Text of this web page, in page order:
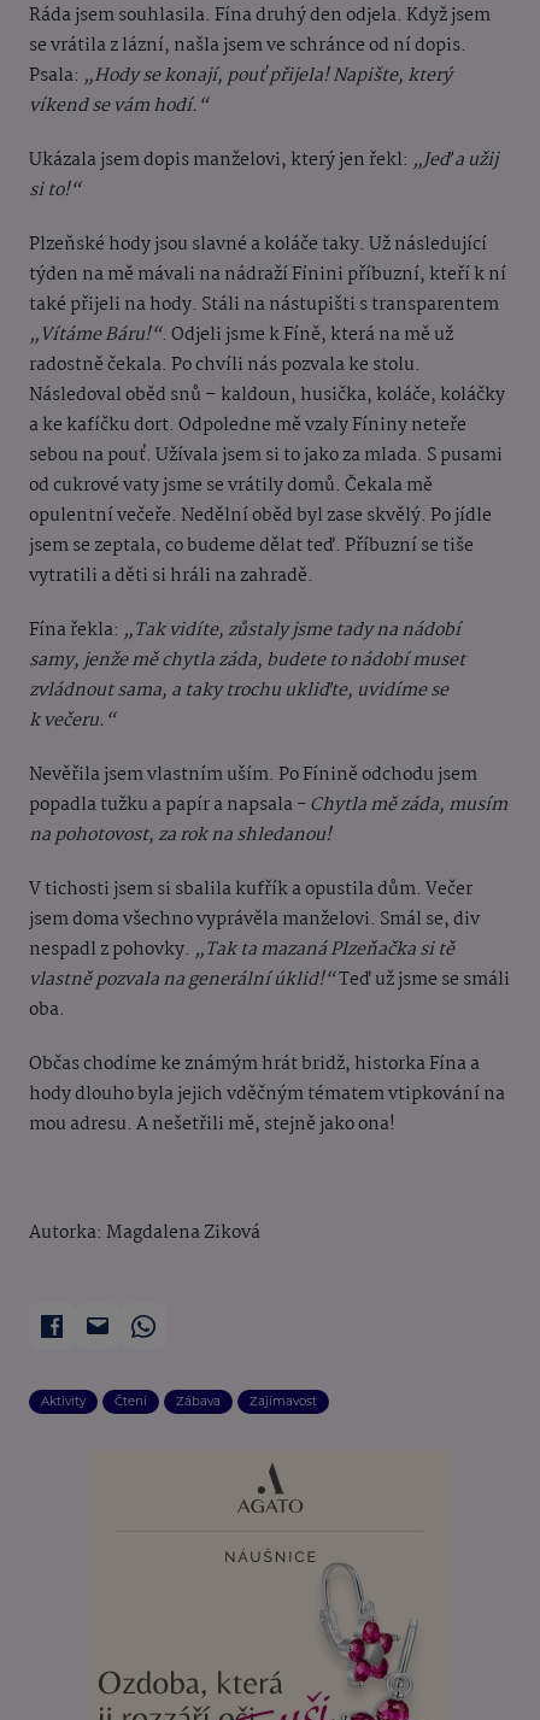
Ráda jsem souhlasila. Fína druhý den odjela. Když jsem
se vrátila z lázní, našla jsem ve schránce od ní dopis.
Psala: „Hody se konají, pouť přijela! Napište, který
víkend se vám hodí.“
Ukázala jsem dopis manželovi, který jen řekl: „Jeď a užij
si to!“
Plzeňské hody jsou slavné a koláče taky. Už následující
týden na mě mávali na nádraží Fínini příbuzní, kteří k ní
také přijeli na hody. Stáli na nástupišti s transparentem
„Vítáme Báru!“. Odjeli jsme k Fíně, která na mě už
radostně čekala. Po chvíli nás pozvala ke stolu.
Následoval oběd snů – kaldoun, husička, koláče, koláčky
a ke kafíčku dort. Odpoledne mě vzaly Fíniny neteře
sebou na pouť. Užívala jsem si to jako za mlada. S pusami
od cukrové vaty jsme se vrátily domů. Čekala mě
opulentní večeře. Nedělní oběd byl zase skvělý. Po jídle
jsem se zeptala, co budeme dělat teď. Příbuzní se tiše
vytratili a děti si hráli na zahradě.
Fína řekla: „Tak vidíte, zůstaly jsme tady na nádobí
samy, jenže mě chytla záda, budete to nádobí muset
zvládnout sama, a taky trochu ukliďte, uvidíme se
k večeru.“
Nevěřila jsem vlastním uším. Po Fínině odchodu jsem
popadla tužku a papír a napsala -Chytla mě záda, musím
na pohotovost, za rok na shledanou!
V tichosti jsem si sbalila kufřík a opustila dům. Večer
jsem doma všechno vyprávěla manželovi. Smál se, div
nespadl z pohovky. „Tak ta mazaná Plzeňačka si tě
vlastně pozvala na generální úklid!“Teď už jsme se smáli
oba.
Občas chodíme ke známým hrát bridž, historka Fína a
hody dlouho byla jejich vděčným tématem vtipkování na
mou adresu. A nešetřili mě, stejně jako ona!
Autorka: Magdalena Ziková
Aktivity Čtení Zábava Zajímavost